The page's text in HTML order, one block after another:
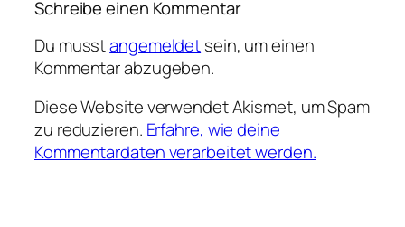
Schreibe einen Kommentar
Du musstangemeldetsein, um einen
Kommentar abzugeben.
Diese Website verwendet Akismet, um Spam
zu reduzieren. Erfahre, wie deine
Kommentardaten verarbeitet werden.